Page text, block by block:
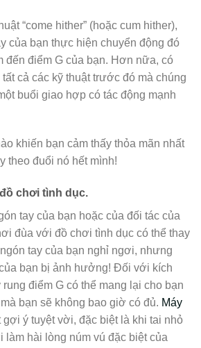
“come hither” (hoặc cum hither),
của bạn thực hiện chuyển động đó
đến điểm G của bạn. Hơn nữa, có
cả các kỹ thuật trước đó mà chúng
buổi giao hợp có tác động mạnh
khiến bạn cảm thấy thỏa mãn nhất
theo đuổi nó hết mình!
chơi tình dục.
tay của bạn hoặc của đối tác của
đùa với đồ chơi tình dục có thể thay
tay của bạn nghỉ ngơi, nhưng
bạn bị ảnh hưởng! Đối với kích
điểm G có thể mang lại cho bạn
bạn sẽ không bao giờ có đủ. Máy
gợi ý tuyệt vời, đặc biệt là khi tai nhỏ
làm hài lòng núm vú đặc biệt của